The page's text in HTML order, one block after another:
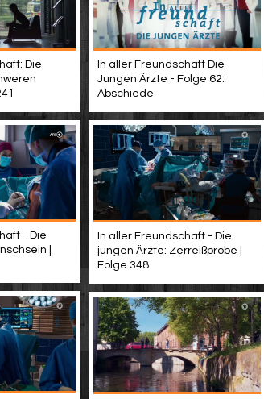
Die
In aller Freundschaft Die
Jungen Ärzte - Folge 62:
Abschiede
- Die
|
In aller Freundschaft - Die
jungen Ärzte: Zerreißprobe |
Folge 348